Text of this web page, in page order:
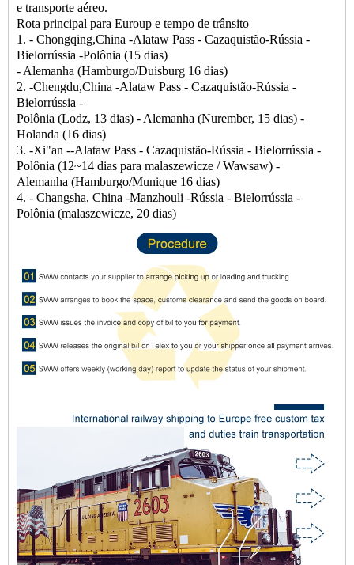
e transporte aéreo.
Rota principal para Euroup e tempo de trânsito
1. - Chongqing,China -Alataw Pass - Cazaquistão-Rússia -
Bielorrússia -Polônia (15 dias)
- Alemanha (Hamburgo/Duisburg 16 dias)
2. -Chengdu,China -Alataw Pass - Cazaquistão-Rússia -
Bielorrússia -
Polônia (Lodz, 13 dias) - Alemanha (Nurember, 15 dias) -
Holanda (16 dias)
3. -Xi"an --Alataw Pass - Cazaquistão-Rússia - Bielorrússia -
Polônia (12~14 dias para malaszewicze / Wawsaw) -
Alemanha (Hamburgo/Munique 16 dias)
4. - Changsha, China -Manzhouli -Rússia - Bielorrússia -
Polônia (malaszewicze, 20 dias)